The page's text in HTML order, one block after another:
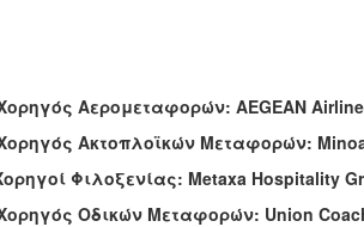
Αερομεταφορών: AEGEAN
Ακτοπλοϊκών Μεταφορών:
Φιλοξενίας: Metaxa Hospitality
Οδικών Μεταφορών: Union